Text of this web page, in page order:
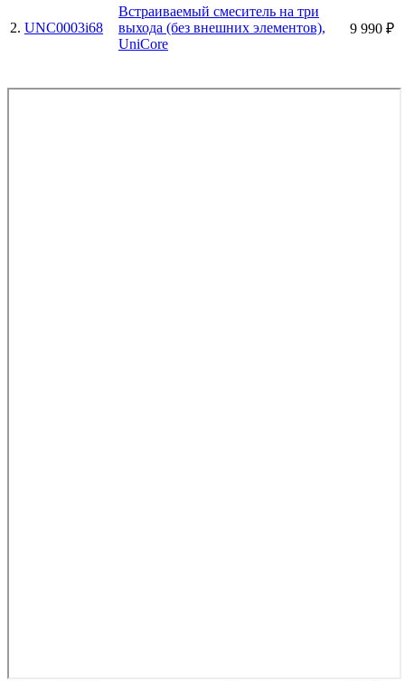
2. UNC0003i68
Встраиваемый смеситель на три
выхода (без внешних элементов),
UniCore
9 990 ₽